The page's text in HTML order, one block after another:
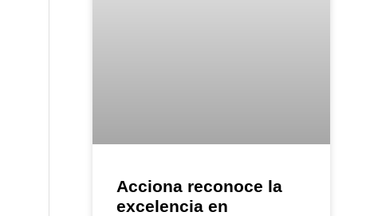
Acciona reconoce la
excelencia en